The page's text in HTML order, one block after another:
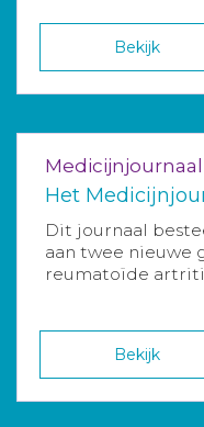
Bekijk
Medicijnjournaal
Het
Dit journaal
aan twee nieuwe
reumatoïde
Bekijk